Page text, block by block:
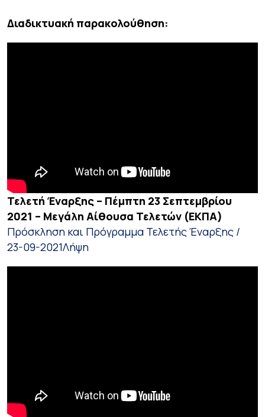
Διαδικτυακή παρακολούθηση:
Τελετή Έναρξης – Πέμπτη 23 Σεπτεμβρίου
2021 – Μεγάλη Αίθουσα Τελετών (ΕΚΠΑ)
Πρόσκληση και Πρόγραμμα Τελετής Έναρξης /
23-09-2021Λήψη